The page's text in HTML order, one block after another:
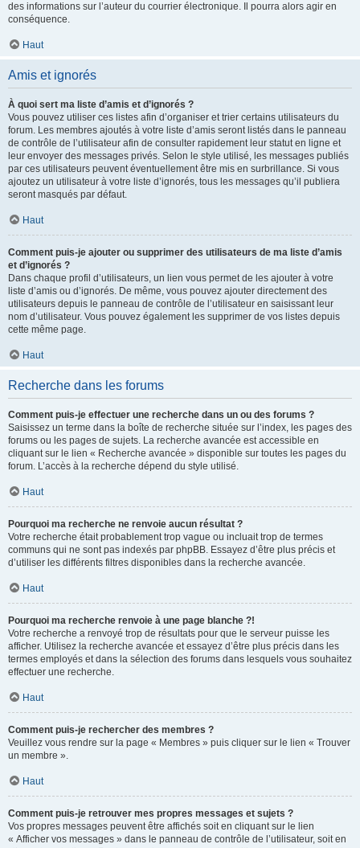
des informations sur l’auteur du courrier électronique. Il pourra alors agir en
conséquence.
Haut
Amis et ignorés
À quoi sert ma liste d’amis et d’ignorés ?
Vous pouvez utiliser ces listes afin d’organiser et trier certains utilisateurs du
forum. Les membres ajoutés à votre liste d’amis seront listés dans le panneau
de contrôle de l’utilisateur afin de consulter rapidement leur statut en ligne et
leur envoyer des messages privés. Selon le style utilisé, les messages publiés
par ces utilisateurs peuvent éventuellement être mis en surbrillance. Si vous
ajoutez un utilisateur à votre liste d’ignorés, tous les messages qu’il publiera
seront masqués par défaut.
Haut
Comment puis-je ajouter ou supprimer des utilisateurs de ma liste d’amis
et d’ignorés ?
Dans chaque profil d’utilisateurs, un lien vous permet de les ajouter à votre
liste d’amis ou d’ignorés. De même, vous pouvez ajouter directement des
utilisateurs depuis le panneau de contrôle de l’utilisateur en saisissant leur
nom d’utilisateur. Vous pouvez également les supprimer de vos listes depuis
cette même page.
Haut
Recherche dans les forums
Comment puis-je effectuer une recherche dans un ou des forums ?
Saisissez un terme dans la boîte de recherche située sur l’index, les pages des
forums ou les pages de sujets. La recherche avancée est accessible en
cliquant sur le lien « Recherche avancée » disponible sur toutes les pages du
forum. L’accès à la recherche dépend du style utilisé.
Haut
Pourquoi ma recherche ne renvoie aucun résultat ?
Votre recherche était probablement trop vague ou incluait trop de termes
communs qui ne sont pas indexés par phpBB. Essayez d’être plus précis et
d’utiliser les différents filtres disponibles dans la recherche avancée.
Haut
Pourquoi ma recherche renvoie à une page blanche ?!
Votre recherche a renvoyé trop de résultats pour que le serveur puisse les
afficher. Utilisez la recherche avancée et essayez d’être plus précis dans les
termes employés et dans la sélection des forums dans lesquels vous souhaitez
effectuer une recherche.
Haut
Comment puis-je rechercher des membres ?
Veuillez vous rendre sur la page « Membres » puis cliquer sur le lien « Trouver
un membre ».
Haut
Comment puis-je retrouver mes propres messages et sujets ?
Vos propres messages peuvent être affichés soit en cliquant sur le lien
« Afficher vos messages » dans le panneau de contrôle de l’utilisateur, soit en